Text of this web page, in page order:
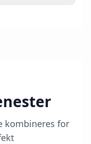
kombineres for